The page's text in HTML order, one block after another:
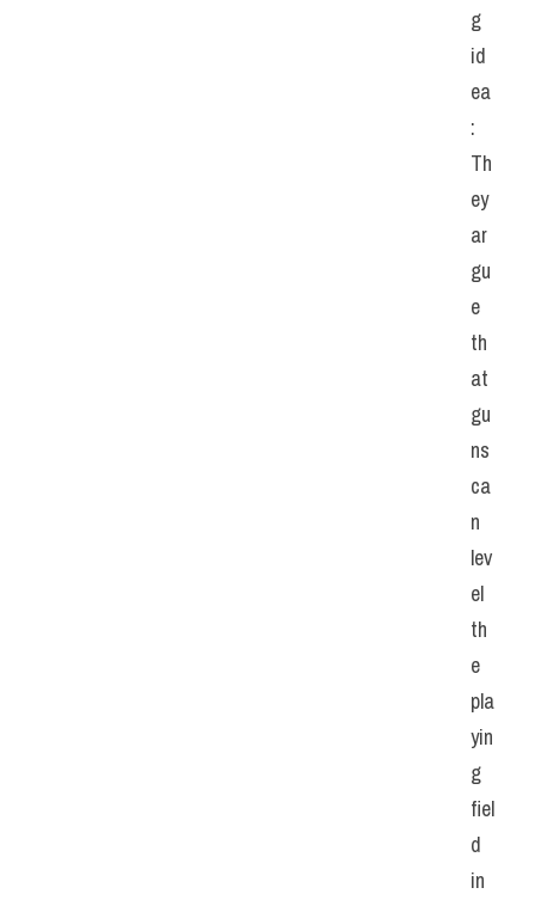
g
id
ea
:
Th
ey
ar
gu
e
th
at
gu
ns
ca
n
lev
el
th
e
pla
yin
g
fiel
d
in